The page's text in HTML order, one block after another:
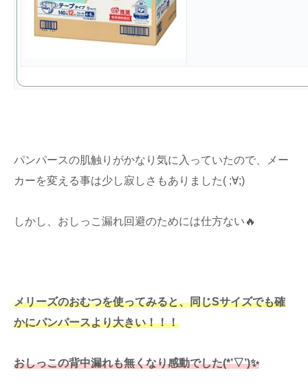
パンパースの肌触りがかなり気に入っていたので、メー
カーを変える事は少し寂しさもありました( ;∀;)
しかし、おしっこ漏れ回避のためには仕方ない🔥
メリーズのおむつを使ってみると、同じSサイズでも確
かにパンパースより大きい！！！
おしっこの背中漏れも無くなり感動でした(*’▽’)✨